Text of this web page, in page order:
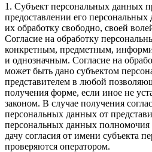
1. Субъект персональных данных
предоставлении его персональных
их обработку свободно, своей
Согласие на обработку
конкретным, предметным,
и однозначным. Согласие на
может быть дано субъектом
представителем в любой
получения форме, если иное не
законом. В случае получения
персональных данных от
персональных данных полномочия
дачу согласия от имени субъекта
проверяются оператором.